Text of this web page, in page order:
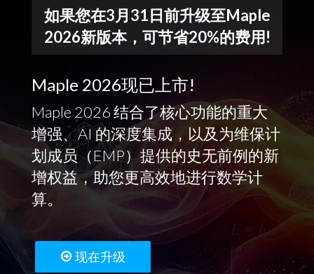
如果您在3月31日前升级至Maple
2026新版本，可节省20%的费用!
Maple 2026现已上市!
Maple 2026 结合了核心功能的重大
增强、AI 的深度集成，以及为维保计
划成员（EMP）提供的史无前例的新
增权益，助您更高效地进行数学计
算。
现在升级